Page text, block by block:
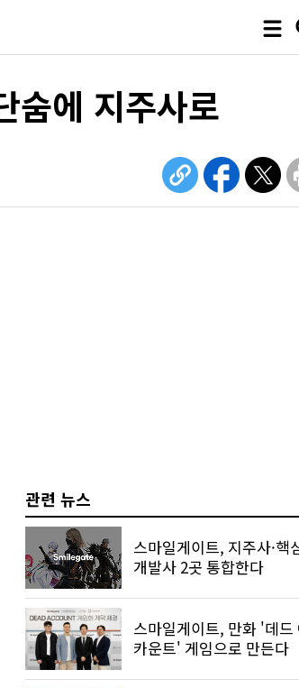
에 지주사로
관련 뉴스
스마일게이트, 지주사·핵
개발사 2곳 통합한다
스마일게이트, 만화 '데드
카운트' 게임으로 만든다